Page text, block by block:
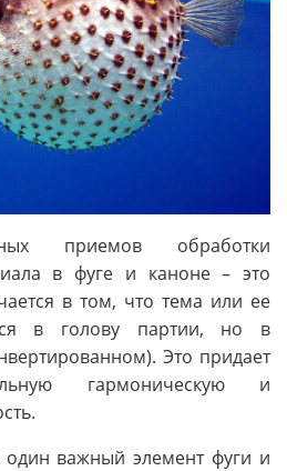
приемов обработки
в фуге и каноне – это
в том, что тема или ее
в голову партии, но в
Это придает
гармоническую и
важный элемент фуги и